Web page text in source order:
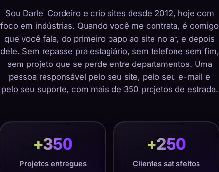
Sou Darlei Cordeiro e crio sites desde 2012, hoje com
foco em indústrias. Quando você me contrata, é comigo
que você fala, do primeiro papo ao site no ar, e depois
dele. Sem repasse pra estagiário, sem telefone sem fim,
sem projeto que se perde entre departamentos. Uma
pessoa responsável pelo seu site, pelo seu e-mail e
pelo seu suporte, com mais de 350 projetos de estrada.
+350
Projetos entregues
+250
Clientes satisfeitos